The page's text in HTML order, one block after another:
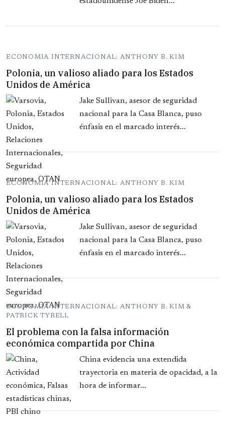
ECONOMIA INTERNACIONAL: ANTHONY B. KIM
Polonia, un valioso aliado para los Estados
Unidos de América
Jake Sullivan, asesor de seguridad
nacional para la Casa Blanca, puso
énfasis en el marcado interés...
ECONOMIA INTERNACIONAL: ANTHONY B. KIM
Polonia, un valioso aliado para los Estados
Unidos de América
Jake Sullivan, asesor de seguridad
nacional para la Casa Blanca, puso
énfasis en el marcado interés...
ECONOMIA INTERNACIONAL: ANTHONY B. KIM &
PATRICK TYRELL
El problema con la falsa información
económica compartida por China
China evidencia una extendida
trayectoria en materia de opacidad, a la
hora de informar...